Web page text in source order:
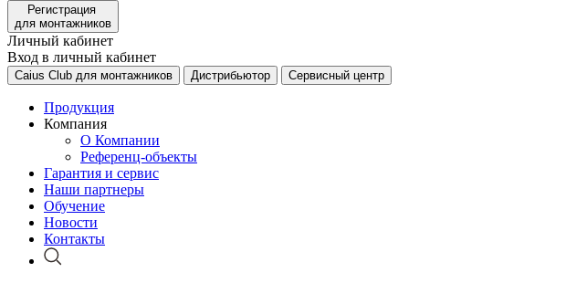
Регистрация
для монтажников
Личный кабинет
Вход в личный кабинет
Caius Club для монтажников Дистрибьютор Сервисный центр
Продукция
Компания
О Компании
Референц-объекты
Гарантия и сервис
Наши партнеры
Обучение
Новости
Контакты